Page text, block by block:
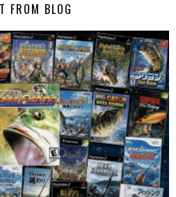
FROM BLOG